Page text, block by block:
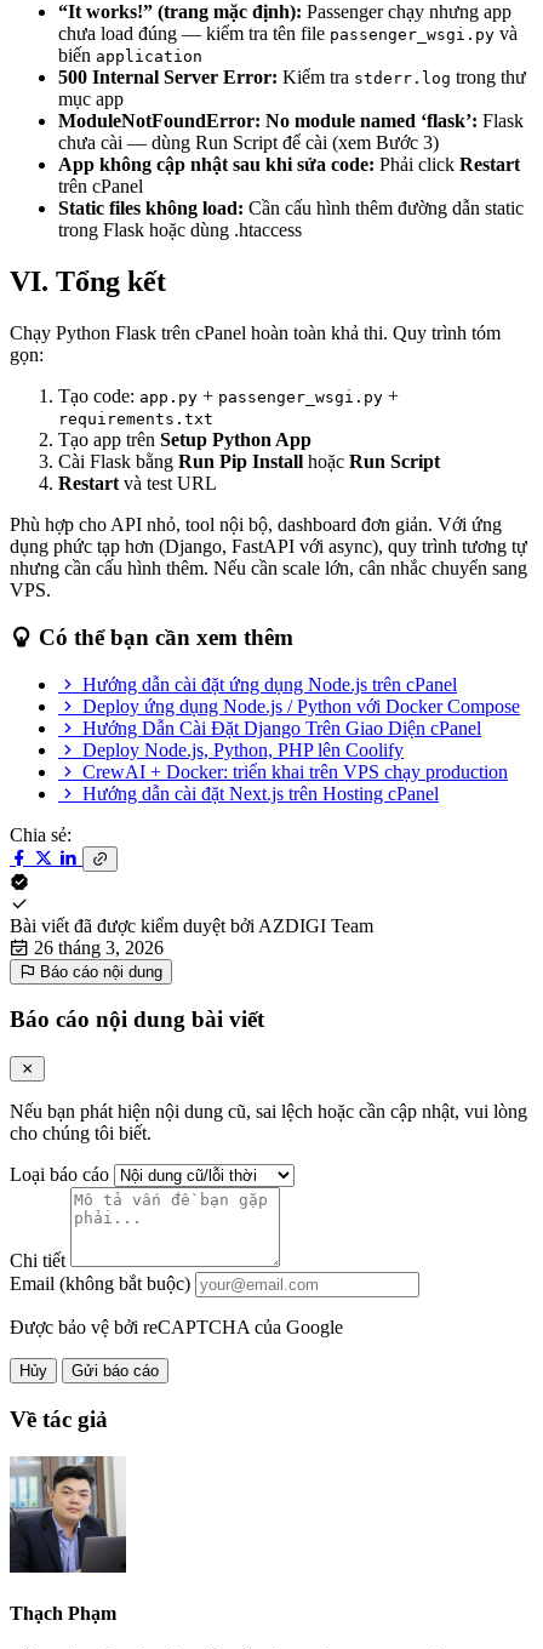
“It works!” (trang mặc định): Passenger chạy nhưng app
chưa load đúng — kiểm tra tên file passenger_wsgi.py và
biến application
500 Internal Server Error: Kiểm tra stderr.log trong thư
mục app
ModuleNotFoundError: No module named ‘flask’: Flask
chưa cài — dùng Run Script để cài (xem Bước 3)
App không cập nhật sau khi sửa code: Phải click Restart
trên cPanel
Static files không load: Cần cấu hình thêm đường dẫn static
trong Flask hoặc dùng .htaccess
VI. Tổng kết
Chạy Python Flask trên cPanel hoàn toàn khả thi. Quy trình tóm
gọn:
Tạo code: app.py + passenger_wsgi.py +
requirements.txt
Tạo app trên Setup Python App
Cài Flask bằng Run Pip Install hoặc Run Script
Restart và test URL
Phù hợp cho API nhỏ, tool nội bộ, dashboard đơn giản. Với ứng
dụng phức tạp hơn (Django, FastAPI với async), quy trình tương tự
nhưng cần cấu hình thêm. Nếu cần scale lớn, cân nhắc chuyển sang
VPS.
Có thể bạn cần xem thêm
Hướng dẫn cài đặt ứng dụng Node.js trên cPanel
Deploy ứng dụng Node.js / Python với Docker Compose
Hướng Dẫn Cài Đặt Django Trên Giao Diện cPanel
Deploy Node.js, Python, PHP lên Coolify
CrewAI + Docker: triển khai trên VPS chạy production
Hướng dẫn cài đặt Next.js trên Hosting cPanel
Chia sẻ:
Bài viết đã được kiểm duyệt bởi AZDIGI Team
26 tháng 3, 2026
Báo cáo nội dung
Báo cáo nội dung bài viết
Nếu bạn phát hiện nội dung cũ, sai lệch hoặc cần cập nhật, vui lòng
cho chúng tôi biết.
Loại báo cáo
Chi tiết
Email (không bắt buộc)
Được bảo vệ bởi reCAPTCHA của Google
Hủy Gửi báo cáo
Về tác giả
Thạch Phạm